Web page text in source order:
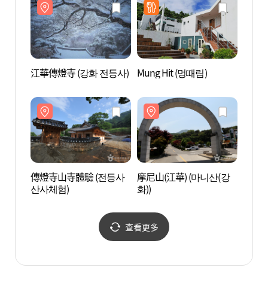
江華傳燈寺 (강화 전등사) Mung Hit (멍때림)
傳燈寺山寺體驗 (전등사
산사체험)
摩尼山(江華) (마니산(강
화))
查看更多